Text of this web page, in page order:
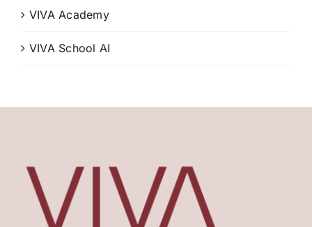
VIVA Academy
VIVA School AI